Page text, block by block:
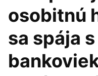
osobitnú
sa spája